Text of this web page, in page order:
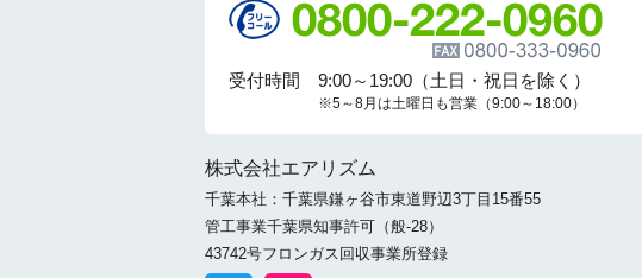
受付時間 9:00～19:00（土日・祝日を除く）
※5～8月は土曜日も営業（9:00～18:00）
株式会社エアリズム
千葉本社：千葉県鎌ヶ谷市東道野辺3丁目15番55
管工事業千葉県知事許可（般-28）
43742号フロンガス回収事業所登録